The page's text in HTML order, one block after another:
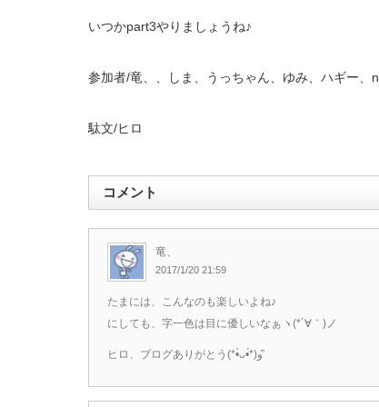
いつかpart3やりましょうね♪
参加者/竜、、しま、うっちゃん、ゆみ、ハギー、
駄文/ヒロ
コメント
竜、
2017/1/20 21:59
たまには、こんなのも楽しいよね♪
にしても、字一色は目に優しいなぁヽ(*´∀｀)ノ
ヒロ、ブログありがとう(*•̀ᴗ•́*)و ̑̑